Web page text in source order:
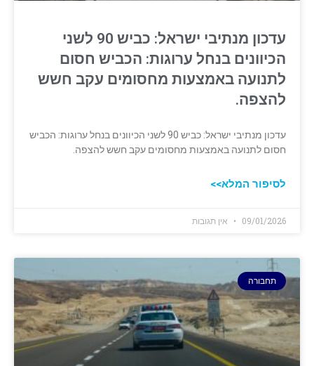
עדכון מנתיבי ישראל: כביש 90 לשני
הכיוונים בנחל ערוגות: הכביש חסום
לתנועה באמצעות מחסומים עקב חשש
להצפה.
עדכון מנתיבי ישראל: כביש 90 לשני הכיוונים בנחל ערוגות: הכביש
חסום לתנועה באמצעות מחסומים עקב חשש להצפה.
לסיפור המלא>>
09/01/2026 אין תגובות
תחבורה